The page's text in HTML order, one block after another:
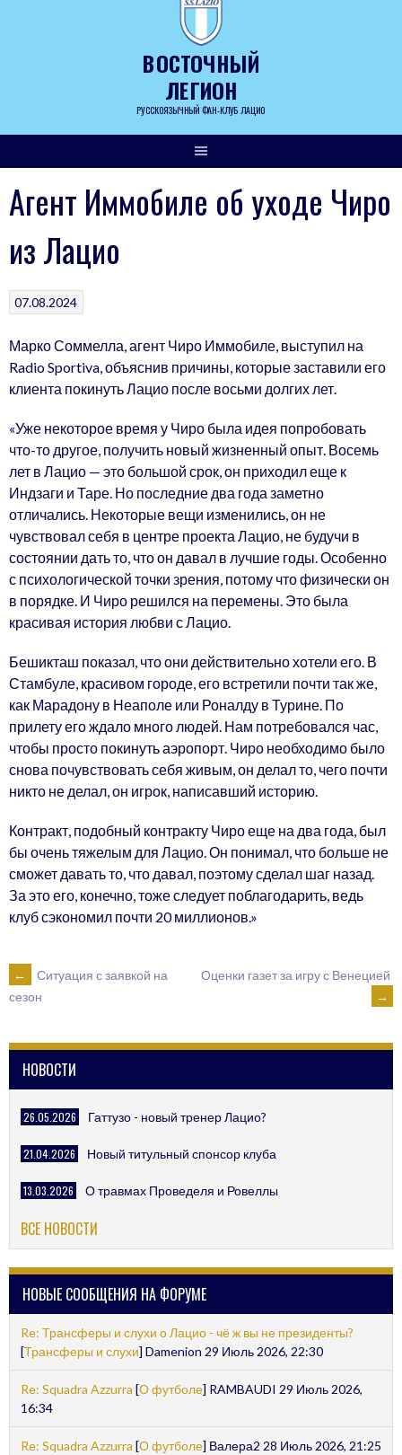
ВОСТОЧНЫЙ
ЛЕГИОН
РУССКОЯЗЫЧНЫЙ ФАН-КЛУБ ЛАЦИО
Агент Иммобиле об уходе Чиро
из Лацио
07.08.2024
Марко Соммелла, агент Чиро Иммобиле, выступил на
Radio Sportiva, объяснив причины, которые заставили его
клиента покинуть Лацио после восьми долгих лет.
«Уже некоторое время у Чиро была идея попробовать
что-то другое, получить новый жизненный опыт. Восемь
лет в Лацио — это большой срок, он приходил еще к
Индзаги и Таре. Но последние два года заметно
отличались. Некоторые вещи изменились, он не
чувствовал себя в центре проекта Лацио, не будучи в
состоянии дать то, что он давал в лучшие годы. Особенно
с психологической точки зрения, потому что физически он
в порядке. И Чиро решился на перемены. Это была
красивая история любви с Лацио.
Бешикташ показал, что они действительно хотели его. В
Стамбуле, красивом городе, его встретили почти так же,
как Марадону в Неаполе или Роналду в Турине. По
прилету его ждало много людей. Нам потребовался час,
чтобы просто покинуть аэропорт. Чиро необходимо было
снова почувствовать себя живым, он делал то, чего почти
никто не делал, он игрок, написавший историю.
Контракт, подобный контракту Чиро еще на два года, был
бы очень тяжелым для Лацио. Он понимал, что больше не
сможет давать то, что давал, поэтому сделал шаг назад.
За это его, конечно, тоже следует поблагодарить, ведь
клуб сэкономил почти 20 миллионов.»
POST
NAVIGATION
←
Ситуация с заявкой на
сезон
Оценки газет за игру с Венецией
→
НОВОСТИ
26.05.2026 Гаттузо - новый тренер Лацио?
21.04.2026 Новый титульный спонсор клуба
13.03.2026 О травмах Проведеля и Ровеллы
ВСЕ НОВОСТИ
НОВЫЕ СООБЩЕНИЯ НА ФОРУМЕ
Re: Трансферы и слухи о Лацио - чё ж вы не президенты?
[Трансферы и слухи] Damenion 29 Июль 2026, 22:30
Re: Squadra Azzurra [О футболе] RAMBAUDI 29 Июль 2026,
16:34
Re: Squadra Azzurra [О футболе] Валера2 28 Июль 2026, 21:25